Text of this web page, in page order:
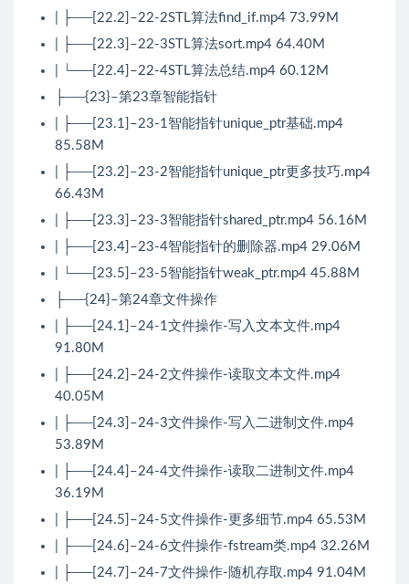
| ├──[22.2]–22-2STL算法find_if.mp4 73.99M
| ├──[22.3]–22-3STL算法sort.mp4 64.40M
| └──[22.4]–22-4STL算法总结.mp4 60.12M
├──{23}–第23章智能指针
| ├──[23.1]–23-1智能指针unique_ptr基础.mp4
85.58M
| ├──[23.2]–23-2智能指针unique_ptr更多技巧.mp4
66.43M
| ├──[23.3]–23-3智能指针shared_ptr.mp4 56.16M
| ├──[23.4]–23-4智能指针的删除器.mp4 29.06M
| └──[23.5]–23-5智能指针weak_ptr.mp4 45.88M
├──{24}–第24章文件操作
| ├──[24.1]–24-1文件操作-写入文本文件.mp4
91.80M
| ├──[24.2]–24-2文件操作-读取文本文件.mp4
40.05M
| ├──[24.3]–24-3文件操作-写入二进制文件.mp4
53.89M
| ├──[24.4]–24-4文件操作-读取二进制文件.mp4
36.19M
| ├──[24.5]–24-5文件操作-更多细节.mp4 65.53M
| ├──[24.6]–24-6文件操作-fstream类.mp4 32.26M
| ├──[24.7]–24-7文件操作-随机存取.mp4 91.04M